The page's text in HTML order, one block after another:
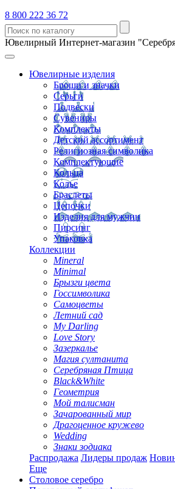
8 800 222 36 72
Ювелирный Интернет-магазин
Ювелирные изделия
Броши и значки
Серьги
Подвески
Сувениры
Комплекты
Детский ассортимент
Религиозная символика
Комплектующие
Кольца
Колье
Браслеты
Цепочки
Изделия для мужчин
Пирсинг
Упаковка
Коллекции
Mineral
Minimal
Брызги цвета
Госсимволика
Самоцветы
Летний сад
My Darling
Love Story
Зазеркалье
Магия султанита
Серебряная Птица
Black&White
Геометрия
Мой талисман
Зачарованный мир
Драгоценное кружево
Wedding
Знаки зодиака
Распродажа Лидеры продаж
Еще
Столовое серебро